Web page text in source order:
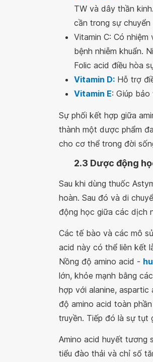
TW và dây thần
cần trong sự
Vitamin C: Có
bệnh nhiễm khuẩn.
Folic acid điều hòa
Vitamin D: Hỗ trợ
Vitamin E: Giúp
Sự phối kết hợp giữa
thành một dược phẩm
cho cơ thể trong đời
2.3 Dược động
Sau khi dùng thuốc
hoàn. Sau đó và di
động học giữa các dịch
Các tế bào và các mô
acid này có thể liên kết
Nồng độ amino acid -
lớn, khỏe mạnh bằng
hợp với alanine, aspartic
độ amino acid toàn
truyền. Tiếp đó là sự tụt
Amino acid huyết tương
tiểu đào thải và chỉ số